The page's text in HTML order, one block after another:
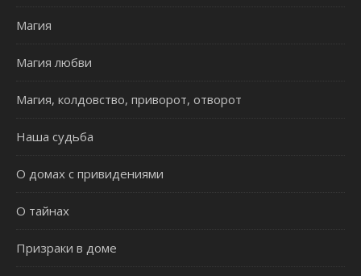
Магия
Магия любви
Магия, колдовство, приворот, отворот
Наша судьба
О домах с привидениями
О тайнах
Призраки в доме